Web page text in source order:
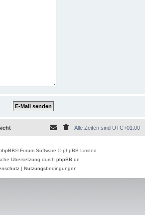
Alle Zeiten sind UTC+01:00
® Forum Software © phpBB Limited
Übersetzung durch phpBB.de
| Nutzungsbedingungen